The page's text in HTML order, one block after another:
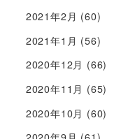
2021年2月 (60)
2021年1月 (56)
2020年12月 (66)
2020年11月 (65)
2020年10月 (60)